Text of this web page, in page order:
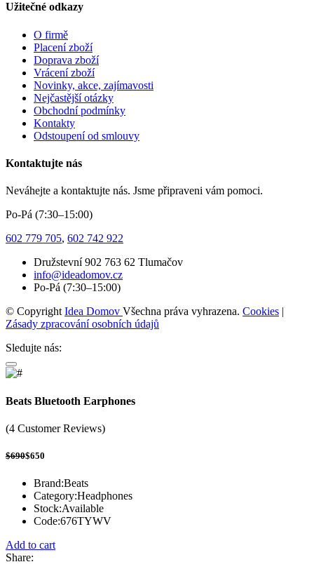
Užitečné odkazy
O firmě
Placení zboží
Doprava zboží
Vrácení zboží
Novinky, akce, zajímavosti
Nejčastější otázky
Obchodní podmínky
Kontakty
Odstoupení od smlouvy
Kontaktujte nás
Neváhejte a kontaktujte nás. Jsme připraveni vám pomoci.
Po-Pá (7:30–15:00)
602 779 705, 602 742 922
Družstevní 902 763 62 Tlumačov
info@ideadomov.cz
Po-Pá (7:30–15:00)
© Copyright Idea Domov Všechna práva vyhrazena. Cookies |
Zásady zpracování osobních údajů
Sledujte nás:
Beats Bluetooth Earphones
(4 Customer Reviews)
$690$650
Brand:Beats
Category:Headphones
Stock:Available
Code:676TYWV
Add to cart
Share: